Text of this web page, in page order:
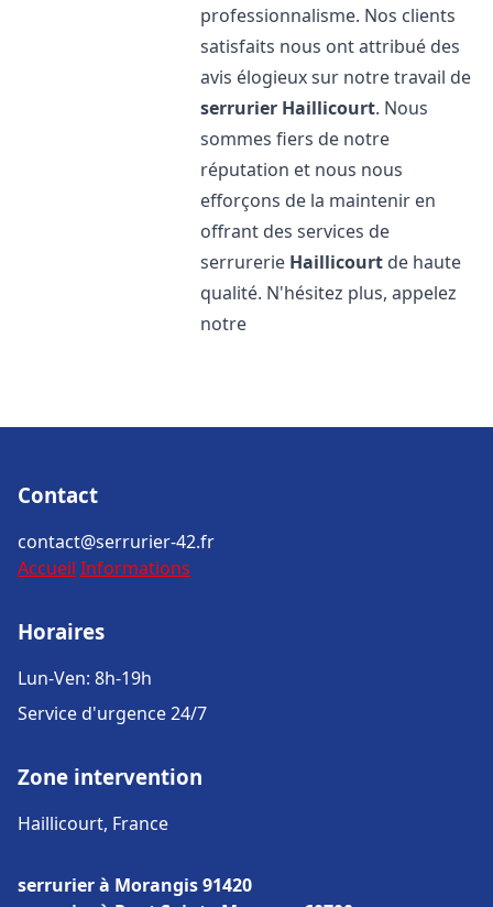
professionnalisme. Nos clients
satisfaits nous ont attribué des
avis élogieux sur notre travail de
serrurier Haillicourt. Nous
sommes fiers de notre
réputation et nous nous
efforçons de la maintenir en
offrant des services de
serrurerie Haillicourt de haute
qualité. N'hésitez plus, appelez
notre
Contact
contact@serrurier-42.fr
Accueil Informations
Horaires
Lun-Ven: 8h-19h
Service d'urgence 24/7
Zone intervention
Haillicourt, France
serrurier à Morangis 91420